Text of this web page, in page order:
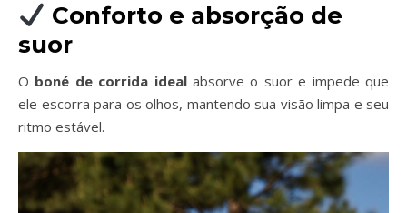
Conforto e absorção de
suor
O boné de corrida idealabsorve o suor e impede que
ele escorra para os olhos, mantendo sua visão limpa e seu
ritmo estável.